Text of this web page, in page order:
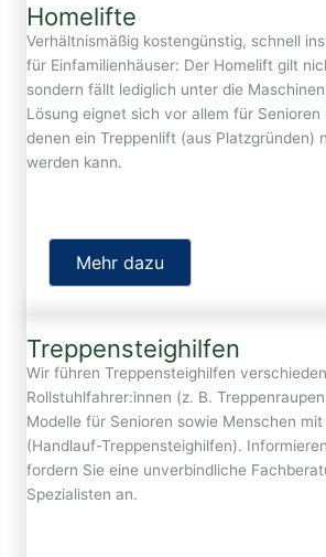
Homelifte
Verhältnismäßig kostengünstig, schnell
für Einfamilienhäuser: Der Homelift gilt
sondern fällt lediglich unter die
Lösung eignet sich vor allem für Senioren
denen ein Treppenlift (aus Platzgründen)
werden kann.
Mehr dazu
Treppensteighilfen
Wir führen Treppensteighilfen
Rollstuhlfahrer:innen (z. B.
Modelle für Senioren sowie Menschen
(Handlauf-Treppensteighilfen).
fordern Sie eine unverbindliche
Spezialisten an.